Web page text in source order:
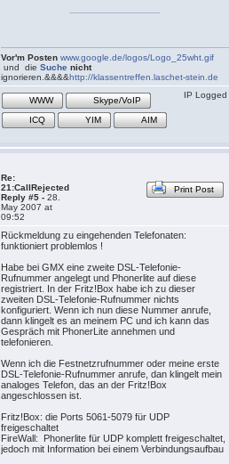
Vor'm Posten www.google.de/logos/Logo_25wht.gif
und die Suche nicht
ignorieren.&&&&http://klassentreffen.laschet-stein.de
WWW
Skype/VoIP
ICQ
YIM AIM
IP Logged
Re:
21:CallRejected
Reply #5 - 28.
May 2007 at
09:52
Print Post
Rückmeldung zu eingehenden Telefonaten:
funktioniert problemlos !
Habe bei GMX eine zweite DSL-Telefonie-
Rufnummer angelegt und Phonerlite auf diese
registriert. In der Fritz!Box habe ich zu dieser
zweiten DSL-Telefonie-Rufnummer nichts
konfiguriert. Wenn ich nun diese Nummer anrufe,
dann klingelt es an meinem PC und ich kann das
Gespräch mit PhonerLite annehmen und
telefonieren.
Wenn ich die Festnetzrufnummer oder meine erste
DSL-Telefonie-Rufnummer anrufe, dan klingelt mein
analoges Telefon, das an der Fritz!Box
angeschlossen ist.
Fritz!Box: die Ports 5061-5079 für UDP
freigeschaltet
FireWall: Phonerlite für UDP komplett freigeschaltet,
jedoch mit Information bei einem Verbindungsaufbau